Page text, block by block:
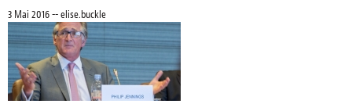
3 Mai 2016 -- elise.buckle